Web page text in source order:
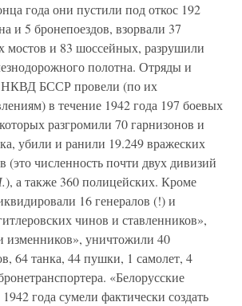
года они пустили под откос 192
и 5 бронепоездов, взорвали 37
мостов и 83 шоссейных, разрушили
полотна. Отряды и
НКВД БССР провели (по их
в течение 1942 года 197 боевых
разгромили 70 гарнизонов и
убили и ранили 19.249 вражеских
(это численность почти двух дивизий
), а также 360 полицейских. Кроме
16 генералов (!) и
чинов и ставленников»,
изменников», уничтожили 40
64 танка, 44 пушки, 1 самолет, 4
«Белорусские
года сумели фактически создать